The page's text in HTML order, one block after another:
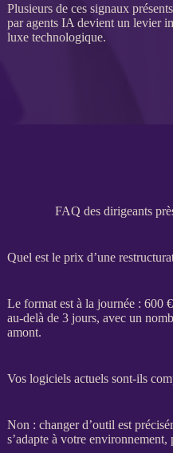
Plusieurs de ces signaux
paragents IA devient un levier
luxe technologique.
FAQ des dirigeants
Quel est le prix d’une
Le format est à la journée : 600 €
au-delà de 3 jours, avec un
amont.
Vos logiciels actuels sont-ils
Non : changer d’outil est
s’adapte à votre environnement,